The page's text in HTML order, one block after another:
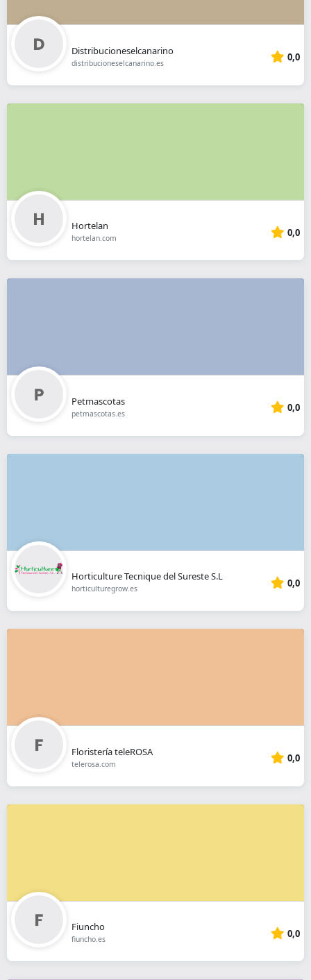
Distribucioneselcanarino
distribucioneselcanarino.es 0,0
Hortelan
hortelan.com 0,0
Petmascotas
petmascotas.es 0,0
Horticulture Tecnique del Sureste S.L
horticulturegrow.es 0,0
Floristería teleROSA
telerosa.com 0,0
Fiuncho
fiuncho.es 0,0